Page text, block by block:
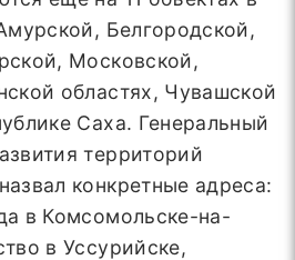
Белгородской,
Московской,
областях, Чувашской
Саха. Генеральный
территорий
назвал конкретные адреса:
в Комсомольске-на-
в Уссурийске,